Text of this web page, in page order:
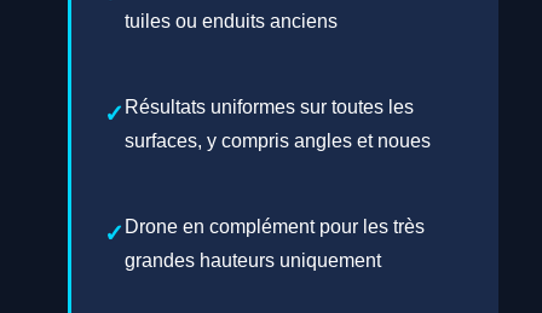
tuiles ou enduits anciens
Résultats uniformes sur toutes les
surfaces, y compris angles et noues
Drone en complément pour les très
grandes hauteurs uniquement